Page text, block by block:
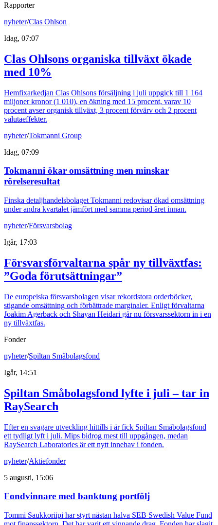
Rapporter
nyheter/Clas Ohlson
Idag, 07:07
Clas Ohlsons organiska tillväxt ökade
med 10%
Hemfixarkedjan Clas Ohlsons försäljning i juli uppgick till 1 164
miljoner kronor (1 010), en ökning med 15 procent, varav 10
procent avser organisk tillväxt, 3 procent förvärv och 2 procent
valutaeffekter.
nyheter/Tokmanni Group
Idag, 07:09
Tokmanni ökar omsättning men minskar
rörelseresultat
Finska detaljhandelsbolaget Tokmanni redovisar ökad omsättning
under andra kvartalet jämfört med samma period året innan.
nyheter/Försvarsbolag
Igår, 17:03
Försvarsförvaltarna spår ny tillväxtfas:
”Goda förutsättningar”
De europeiska försvarsbolagen visar rekordstora orderböcker,
stigande omsättning och förbättrade marginaler. Enligt förvaltarna
Joakim Agerback och Shayan Heidari går nu försvarssektorn in i en
ny tillväxtfas.
Fonder
nyheter/Spiltan Småbolagsfond
Igår, 14:51
Spiltan Småbolagsfond lyfte i juli – tar in
RaySearch
Efter en svagare utveckling hittills i år fick Spiltan Småbolagsfond
ett tydligt lyft i juli. Mips bidrog mest till uppgången, medan
RaySearch Laboratories är ett nytt innehav i fonden.
nyheter/Aktiefonder
5 augusti, 15:06
Fondvinnare med banktung portfölj
Tommi Saukkoriipi har styrt nästan halva SEB Swedish Value Fund